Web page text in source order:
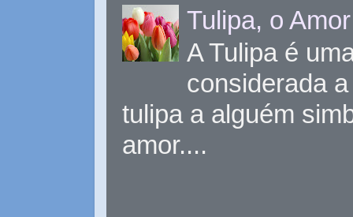
Tulipa, o
A Tulipa é
considerada
tulipa a alguém
amor....